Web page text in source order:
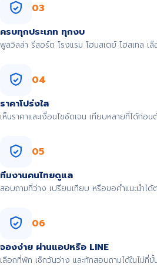
03
ครบทุกประเภท ทุกงบ
พูลวิลล่า รีสอร์ต โรงแรม โฮมสเตย์ โฮสเทล เ
04
ราคาโปร่งใส
เห็นราคาและเงื่อนไขชัดเจน เทียบหลายที่ได้ก่อ
05
ทีมงานคนไทยดูแล
สอบถามที่ว่าง เปรียบเทียบ หรือขอคำแนะนำไ
06
จองง่าย ผ่านแอปหรือ LINE
เลือกที่พัก เช็กวันว่าง และทักสอบถามได้ในไม่